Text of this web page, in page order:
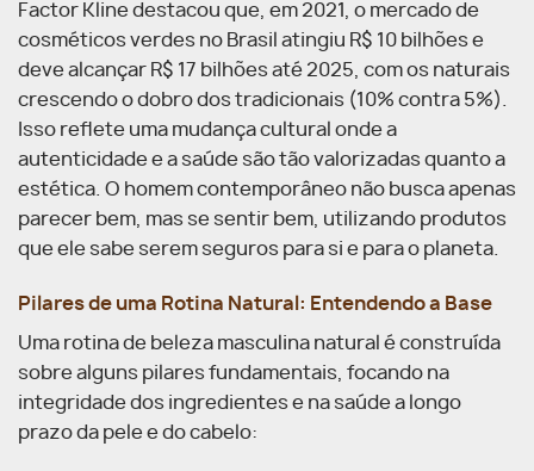
Factor Kline destacou que, em 2021, o mercado de
cosméticos verdes no Brasil atingiu R$ 10 bilhões e
deve alcançar R$ 17 bilhões até 2025, com os naturais
crescendo o dobro dos tradicionais (10% contra 5%).
Isso reflete uma mudança cultural onde a
autenticidade e a saúde são tão valorizadas quanto a
estética. O homem contemporâneo não busca apenas
parecer bem, mas se sentir bem, utilizando produtos
que ele sabe serem seguros para si e para o planeta.
Pilares de uma Rotina Natural: Entendendo a Base
Uma rotina de beleza masculina natural é construída
sobre alguns pilares fundamentais, focando na
integridade dos ingredientes e na saúde a longo
prazo da pele e do cabelo: